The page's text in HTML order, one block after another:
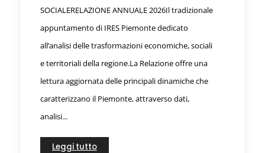
SOCIALERELAZIONE ANNUALE 2026Il tradizionale
appuntamento di IRES Piemonte dedicato
all’analisi delle trasformazioni economiche, sociali
e territoriali della regione.La Relazione offre una
lettura aggiornata delle principali dinamiche che
caratterizzano il Piemonte, attraverso dati,
analisi...
Leggi tutto